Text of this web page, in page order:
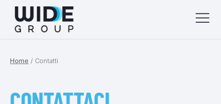
Home / Contatti